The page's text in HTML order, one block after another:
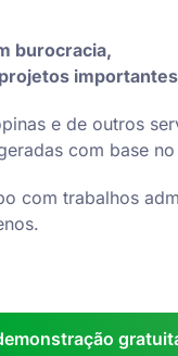
burocracia,
e de outros
com base
com trabalhos